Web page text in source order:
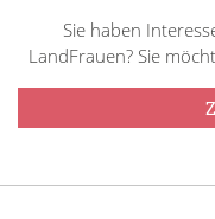
Sie haben
LandFrauen? Sie